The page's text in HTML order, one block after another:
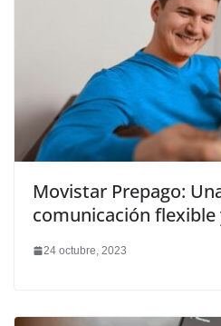
Movistar Prepago:
comunicación flexible
24 octubre, 2023